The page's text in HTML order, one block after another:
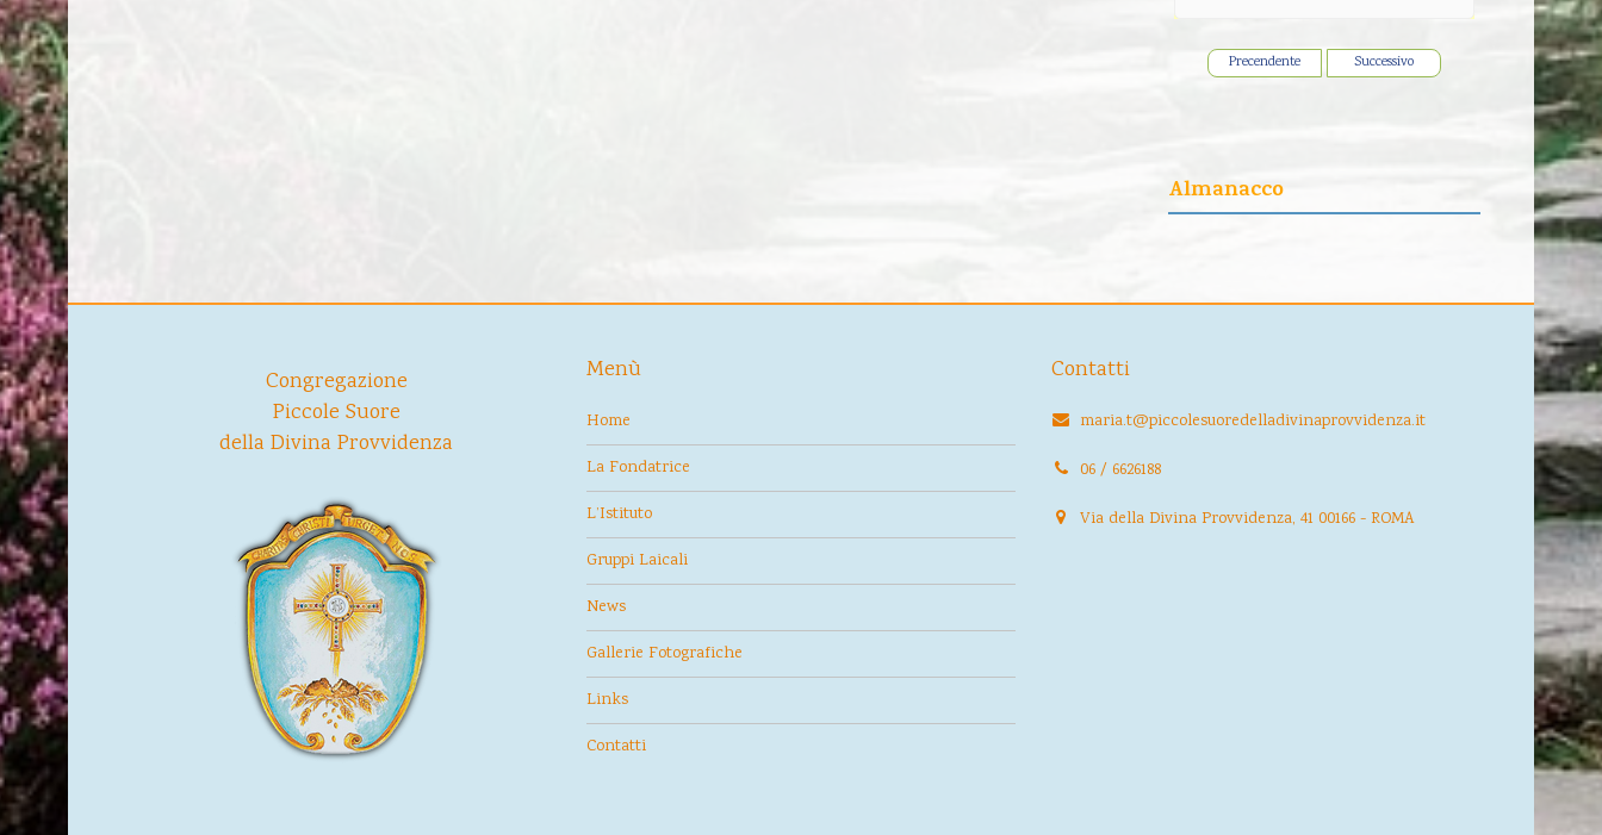
Precendente Successivo
Almanacco
Congregazione
Piccole Suore
della Divina Provvidenza
Menù
Home
La Fondatrice
L’Istituto
Gruppi Laicali
News
Gallerie Fotografiche
Links
Contatti
Contatti
maria.t@piccolesuoredelladivinaprovvidenza.it
06 / 6626188
Via della Divina Provvidenza, 41 00166 - ROMA